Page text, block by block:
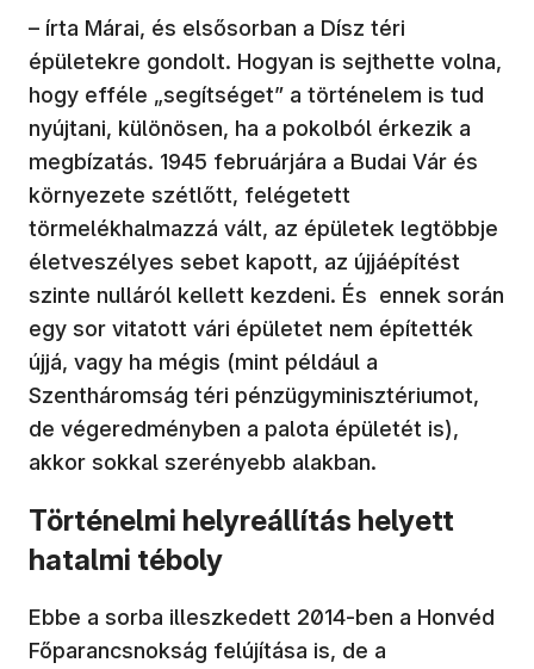
– írta Márai, és elsősorban a Dísz téri
épületekre gondolt. Hogyan is sejthette volna,
hogy efféle „segítséget” a történelem is tud
nyújtani, különösen, ha a pokolból érkezik a
megbízatás. 1945 februárjára a Budai Vár és
környezete szétlőtt, felégetett
törmelékhalmazzá vált, az épületek legtöbbje
életveszélyes sebet kapott, az újjáépítést
szinte nulláról kellett kezdeni. És ennek során
egy sor vitatott vári épületet nem építették
újjá, vagy ha mégis (mint például a
Szentháromság téri pénzügyminisztériumot,
de végeredményben a palota épületét is),
akkor sokkal szerényebb alakban.
Történelmi helyreállítás helyett
hatalmi téboly
Ebbe a sorba illeszkedett 2014-ben a Honvéd
Főparancsnokság felújítása is, de a